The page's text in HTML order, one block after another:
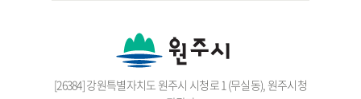
[26384] 강원특별자치도 원주시 시청로 1 (무실동), 원주시청